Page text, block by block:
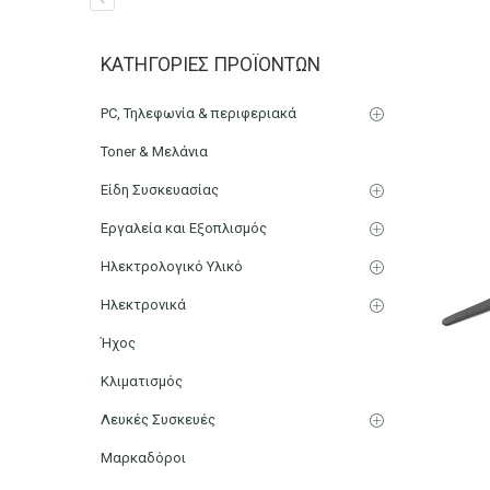
Δεματικά Καλωδίων
ΚΑΤΗΓΟΡΊΕΣ ΠΡΟΪΌΝΤΩΝ
PC, Τηλεφωνία & περιφεριακά
Toner & Μελάνια
Είδη Συσκευασίας
Εργαλεία και Εξοπλισμός
Ηλεκτρολογικό Υλικό
Ηλεκτρονικά
Ήχος
Κλιματισμός
Λευκές Συσκευές
Μαρκαδόροι